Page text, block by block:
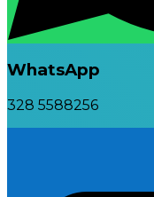
WhatsApp
328 5588256